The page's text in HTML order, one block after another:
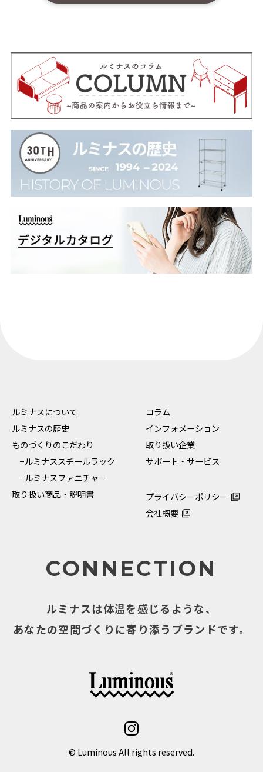
ルミナスについて
ルミナスの歴史
ものづくりのこだわり
−ルミナススチールラック
−ルミナスファニチャー
取り扱い商品・説明書
コラム
インフォメーション
取り扱い企業
サポート・サービス
プライバシーポリシー
会社概要
CONNECTION
ルミナスは体温を感じるような、
あなたの空間づくりに寄り添うブランドです。
© Luminous All rights reserved.